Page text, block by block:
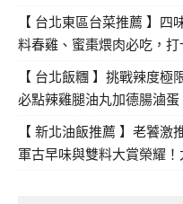
【 台北東區台菜推薦 】
料春雞、蜜棗煨肉必吃，
【 台北飯糰 】挑戰辣度極
必點辣雞腿油丸加德腸滷
【 新北油飯推薦 】老饕
軍古早味與雙料大賞榮耀！